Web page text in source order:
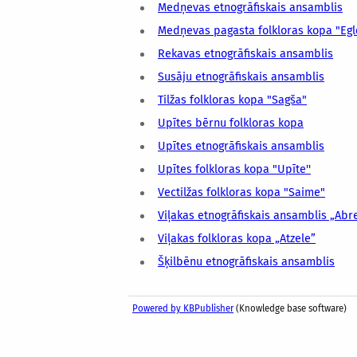
Medņevas etnogrāfiskais ansamblis
Medņevas pagasta folkloras kopa
Rekavas etnogrāfiskais ansamblis
Susāju etnogrāfiskais ansamblis
Tilžas folkloras kopa "Sagša"
Upītes bērnu folkloras kopa
Upītes etnogrāfiskais ansamblis
Upītes folkloras kopa "Upīte''
Vectilžas folkloras kopa "Saime"
Viļakas etnogrāfiskais ansamblis
Viļakas folkloras kopa „Atzele”
Šķilbēnu etnogrāfiskais ansamblis
Powered by KBPublisher (Knowledge base software)